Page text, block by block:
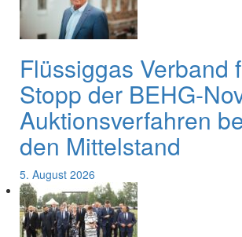
Flüssiggas Verband
Stopp der BEHG-
Auktionsverfahren
den Mittelstand
5. August 2026